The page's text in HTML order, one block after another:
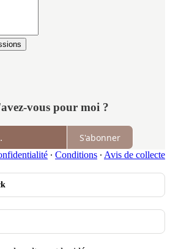
vous pour moi ?
S'abonner
∙ Conditions ∙ Avis de collecte